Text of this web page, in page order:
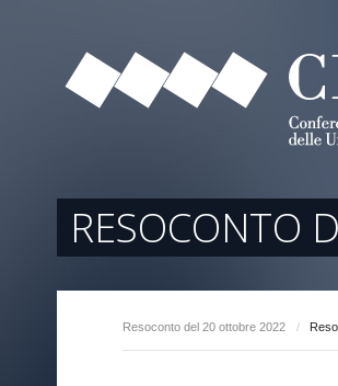
RESOCONTO
Resoconto del 20 ottobre 2022 /